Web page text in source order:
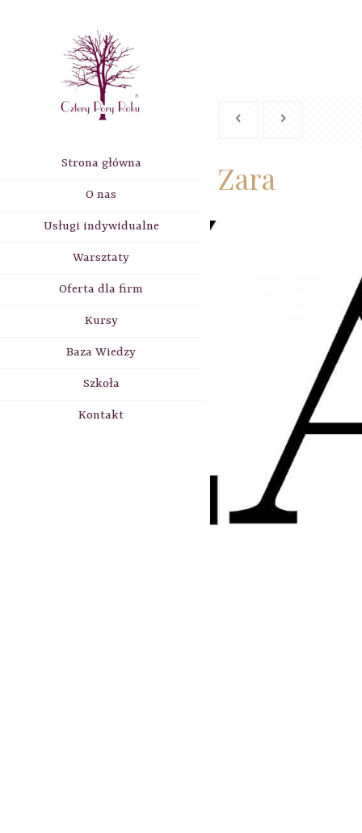
Strona główna
O nas
Usługi indywidualne
Warsztaty
Oferta dla firm
Kursy
Baza Wiedzy
Szkoła
Kontakt
Zara